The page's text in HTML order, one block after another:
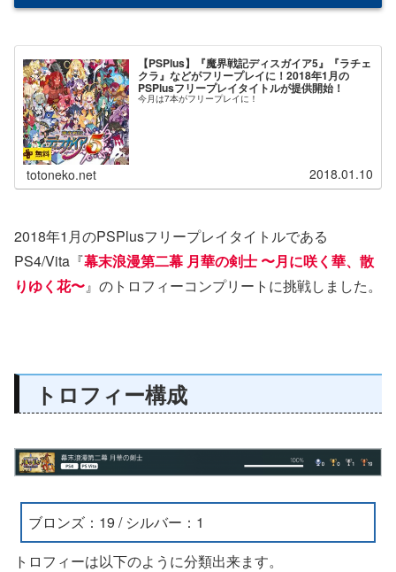
【PSPlus】『魔界戦記ディスガイア5』『ラチェ
クラ』などがフリープレイに！2018年1月の
PSPlusフリープレイタイトルが提供開始！
今月は7本がフリープレイに！
totoneko.net 2018.01.10
2018年1月のPSPlusフリープレイタイトルである
PS4/Vita『幕末浪漫第二幕 月華の剣士 〜月に咲く華、散
りゆく花〜』のトロフィーコンプリートに挑戦しました。
トロフィー構成
ブロンズ：19 / シルバー：1
トロフィーは以下のように分類出来ます。